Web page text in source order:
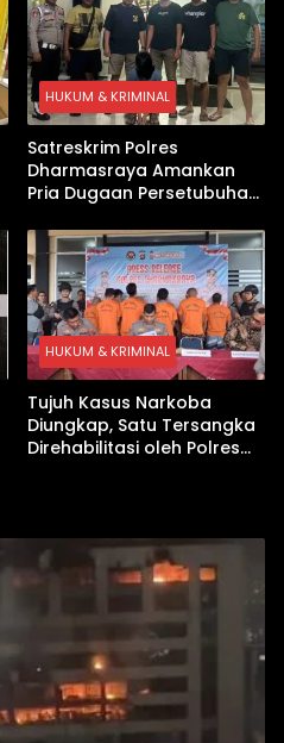
HUKUM & KRIMINAL
Satreskrim Polres
Dharmasraya Amankan
Pria Dugaan Persetubuhan
HUKUM & KRIMINAL
Tujuh Kasus Narkoba
Diungkap, Satu Tersangka
Direhabilitasi oleh Polres